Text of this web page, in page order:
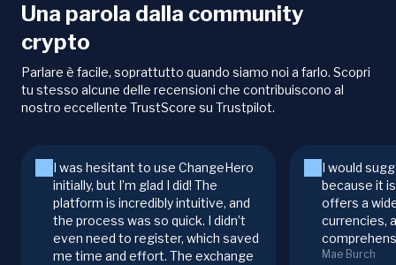
Una parola dalla community
crypto
Parlare è facile, soprattutto quando siamo noi a farlo. Scopri
tu stesso alcune delle recensioni che contribuiscono al
nostro eccellente TrustScore su Trustpilot.
I was hesitant to use ChangeHero
initially, but I’m glad I did! The
platform is incredibly intuitive, and
the process was so quick. I didn’t
even need to register, which saved
me time and effort. The exchange
I would
because it
offers a
currencies,
Mae Burch